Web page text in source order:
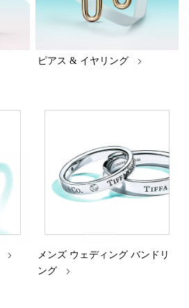
ピアス & イヤリング
メンズ ウェディング バンドリ
ング